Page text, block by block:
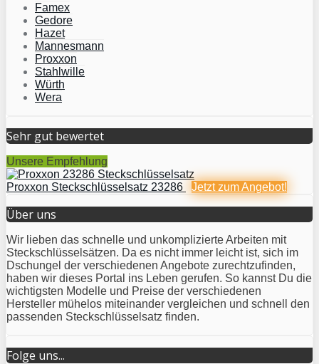
Famex
Gedore
Hazet
Mannesmann
Proxxon
Stahlwille
Würth
Wera
Sehr gut bewertet
Unsere Empfehlung
Proxxon Steckschlüsselsatz 23286 Jetzt zumAngebot!
Über uns
Wir lieben das schnelle und unkomplizierte Arbeiten mit
Steckschlüsselsätzen. Da es nicht immer leicht ist, sich im
Dschungel der verschiedenen Angebote zurechtzufinden,
haben wir dieses Portal ins Leben gerufen. So kannst Du die
wichtigsten Modelle und Preise der verschiedenen
Hersteller mühelos miteinander vergleichen und schnell den
passenden Steckschlüsselsatz finden.
Folge uns...